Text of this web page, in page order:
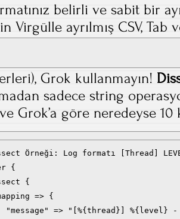
belirli ve sabit bir
Virgülle ayrılmış CSV, Tab
Grok kullanmayın!
sadece string
Grok’a göre neredeyse 10
Örneği: Log formatı [Thread]
{
{
=> {
"message" => "[%{thread}] %{level} -